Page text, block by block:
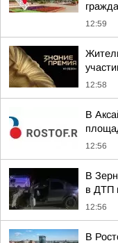
12:59
12:58
В
12:56
В
в ДТП
12:56
В